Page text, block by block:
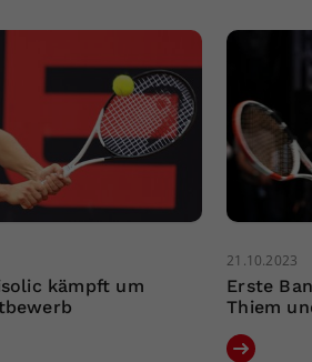
kämpft um
21.10.2023
Erste
Thiem